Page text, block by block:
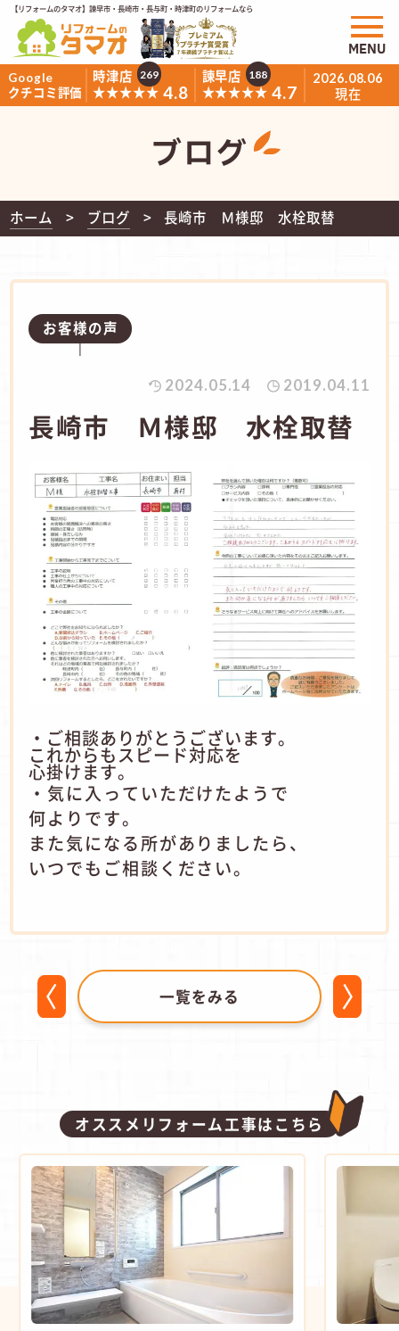
【リフォームのタマオ】諫早市・長崎市・長与町・時津町のリフォームなら
Google
クチコミ評価
時津店
★★★★★ 4.8
269
諫早店
★★★★★ 4.7
188 2026.08.06
現在
MENU
ブログ
ホーム ブログ 長崎市 Ｍ様邸 水栓取替
お客様の声
2024.05.14 2019.04.11
長崎市 Ｍ様邸 水栓取替
・ご相談ありがとうございます。
これからもスピード対応を
心掛けます。
・気に入っていただけたようで
何よりです。
また気になる所がありましたら、
いつでもご相談ください。
一覧をみる
オススメリフォーム工事はこちら